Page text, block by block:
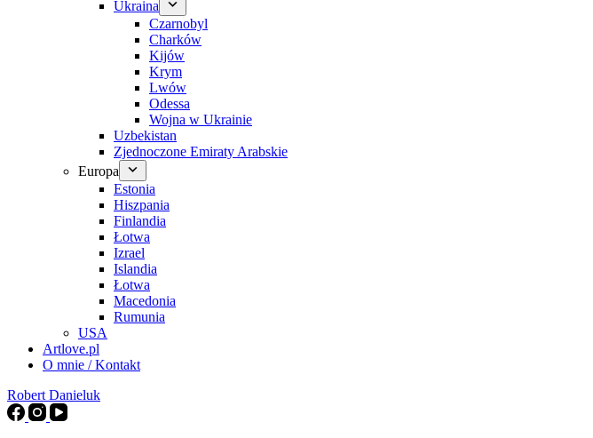
Ukraina
Czarnobyl
Charków
Kijów
Krym
Lwów
Odessa
Wojna w Ukrainie
Uzbekistan
Zjednoczone Emiraty Arabskie
Europa
Estonia
Hiszpania
Finlandia
Łotwa
Izrael
Islandia
Łotwa
Macedonia
Rumunia
USA
Artlove.pl
O mnie / Kontakt
Robert Danieluk